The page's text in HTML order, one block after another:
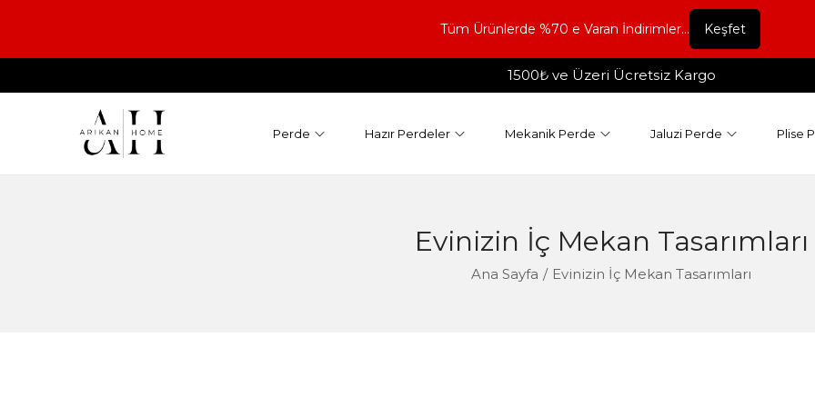
1500₺ ve Üzeri Ücretsiz Kargo
Perde Hazır Perdeler Mekanik Perde Jaluzi Perde Plise
Evinizin İç Mekan Tasarımları
Ana Sayfa / Evinizin İç Mekan Tasarımları
Tüm Ürünlerde %70 e Varan İndirimler... Keşfet